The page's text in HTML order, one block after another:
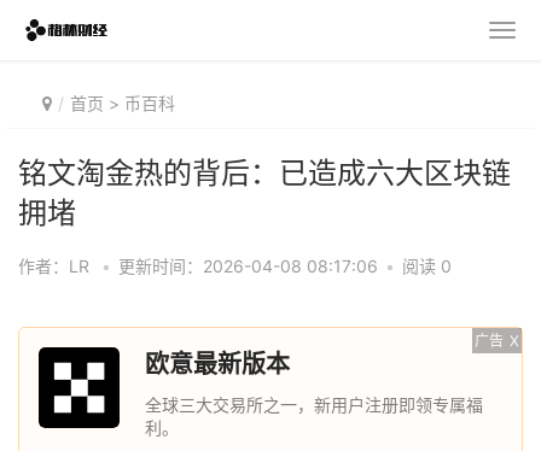
首页 > 币百科
铭文淘金热的背后：已造成六大区块链
拥堵
作者：LR • 更新时间：2026-04-08 08:17:06 • 阅读 0
广告 X
欧意最新版本
全球三大交易所之一，新用户注册即领专属福
利。